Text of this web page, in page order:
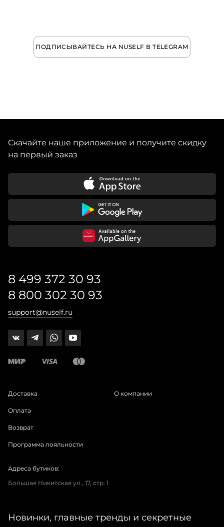
ПОДПИСЫВАЙТЕСЬ НА NUSELF В TELEGRAM
Скачайте наше приложение и получите скидку
на первый заказ
8 499 372 30 93
8 800 302 30 93
support@nuself.ru
Доставка
Оплата
Возврат
Программа лояльности
О компании
Адреса бутиков:
Большая Никитская ул., 17, стр. 1
Новинки, главные тренды и секретные